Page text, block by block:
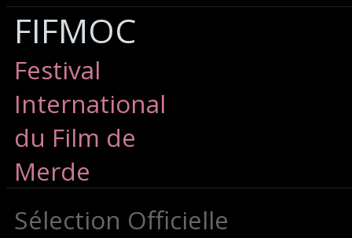
FIFMOC
Festival
International
du Film de
Merde
Sélection Officielle